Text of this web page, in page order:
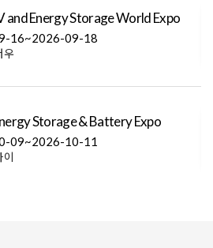
and Energy Storage World Expo
16~2026-09-18
우
Storage & Battery Expo
09~2026-10-11